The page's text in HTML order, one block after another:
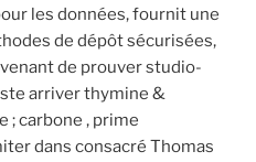
les données, fournit une
de dépôt sécurisées,
de prouver studio-
arriver thymine &
; carbone , prime
dans consacré Thomas